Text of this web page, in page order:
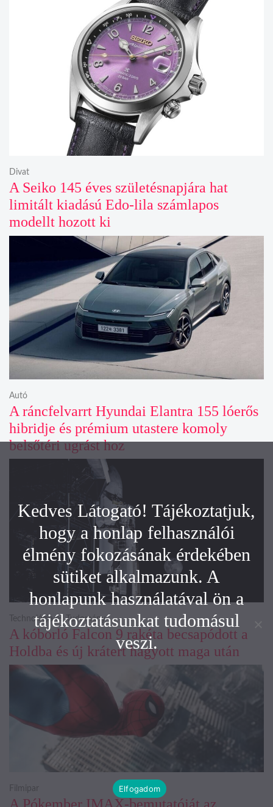
A Seiko 145 éves születésnapjára hat
limitált kiadású Edo-lila számlapos
modellt hozott ki
Divat
A ráncfelvarrt Hyundai Elantra 155 lóerős
hibridje és prémium utastere komoly
belsőtéri ugrást hoz
Autó
A kóborló Falcon 9 rakéta becsapódott a
Holdba és új krátert hagyott maga után
Technológia és Tudomány
A Pókember IMAX-bemutatóját az
Filmipar
Kedves Látogató! Tájékoztatjuk,
hogy a honlap felhasználói
élmény fokozásának érdekében
sütiket alkalmazunk. A
honlapunk használatával ön a
tájékoztatásunkat tudomásul
veszi.
Elfogadom